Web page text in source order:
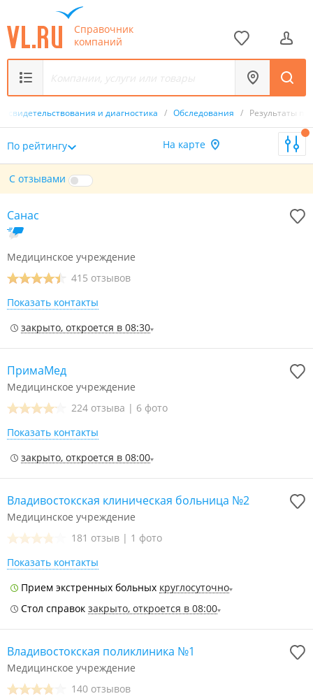
Справочник
компаний
и диагностика / Обследования / Результаты
По рейтингу На карте
С отзывами
Санас
Медицинское учреждение
415 отзывов
Показать контакты
закрыто, откроется в 08:30
ПримаМед
Медицинское учреждение
224 отзыва | 6 фото
Показать контакты
закрыто, откроется в 08:00
Владивостокская клиническая больница №2
Медицинское учреждение
181 отзыв | 1 фото
Показать контакты
Прием экстренных больных круглосуточно
Стол справок закрыто, откроется в 08:00
Владивостокская поликлиника №1
Медицинское учреждение
140 отзывов